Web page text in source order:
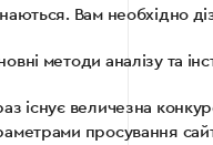
Вам необхідно
методи аналізу та
існує величезна
просування